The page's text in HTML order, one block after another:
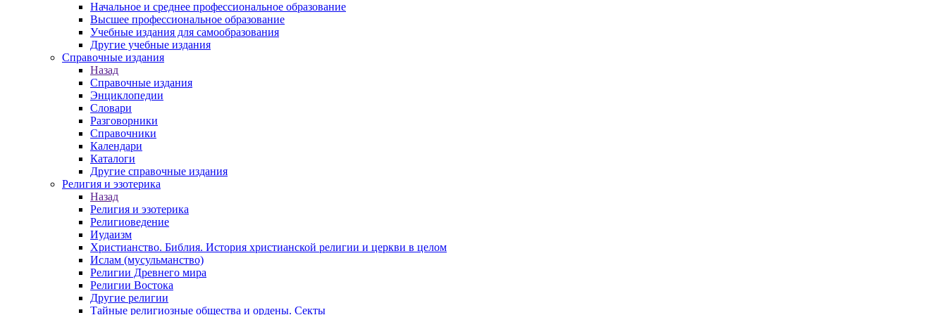
Начальное и среднее профессиональное образование
Высшее профессиональное образование
Учебные издания для самообразования
Другие учебные издания
Справочные издания
Назад
Справочные издания
Энциклопедии
Словари
Разговорники
Справочники
Календари
Каталоги
Другие справочные издания
Религия и эзотерика
Назад
Религия и эзотерика
Религиоведение
Иудаизм
Христианство. Библия. История христианской религии и церкви в целом
Ислам (мусульманство)
Религии Древнего мира
Религии Востока
Другие религии
Тайные религиозные общества и ордены. Секты